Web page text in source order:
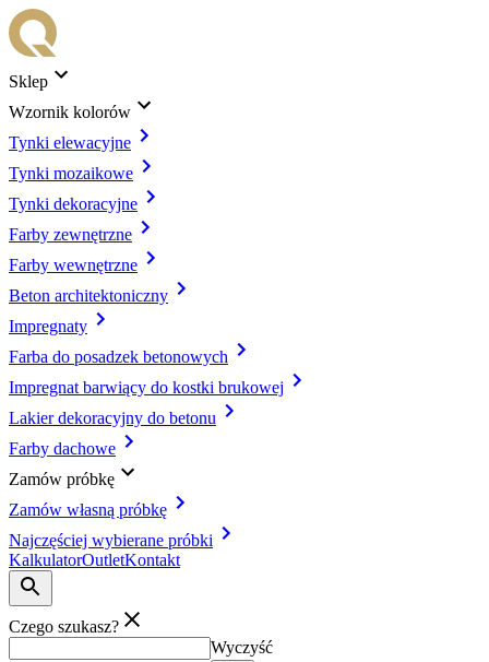
Sklep
Wzornik kolorów
Tynki elewacyjne
Tynki mozaikowe
Tynki dekoracyjne
Farby zewnętrzne
Farby wewnętrzne
Beton architektoniczny
Impregnaty
Farba do posadzek betonowych
Impregnat barwiący do kostki brukowej
Lakier dekoracyjny do betonu
Farby dachowe
Zamów próbkę
Zamów własną próbkę
Najczęściej wybierane próbki
KalkulatorOutletKontakt
Czego szukasz?
Wyczyść